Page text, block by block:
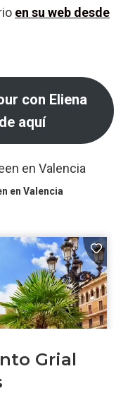
en su web desde
con Eliena
aquí
en Valencia
Grial